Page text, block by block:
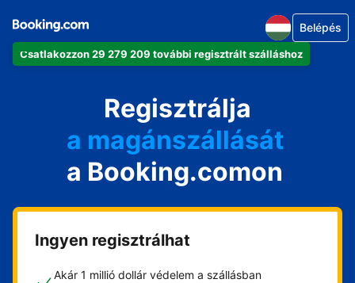
Csatlakozzon 29 279 209 további regisztrált szálláshoz
Belépés
Regisztrálja
az apartmanját
a szállodáját
a magánszállását
a vendégházát
a házát
a Booking.comon
Ingyen regisztrálhat
Akár 1 millió dollár védelem a szállásban